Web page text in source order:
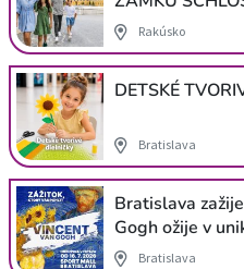
Rakúsko
DETSKÉ
Bratislava
Bratislava
Gogh ožije v
Bratislava